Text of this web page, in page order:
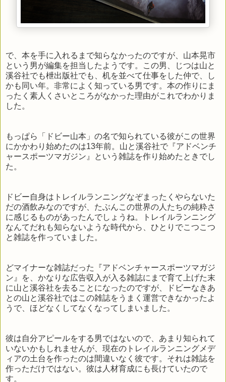
で、本を手に入れるまで知らなかったのですが、山本晃市
という男が編集を担当したようです。この男、じつは山と
溪谷社でも枻出版社でも、机を並べて仕事をした仲で、し
かも同い年。非常によく知っている男です。本の作りにま
ったく素人くさいところがなかった理由がこれでわかりま
した。
もっぱら「ドビー山本」の名で知られている彼がこの世界
にかかわり始めたのは13年前。山と溪谷社で『アドベンチ
ャースポーツマガジン』という雑誌を作り始めたときでし
た。
ドビー自身はトレイルランニングなぞまったくやらないた
だの酒飲みなのですが、たぶんこの世界の人たちの純粋さ
に感じるものがあったんでしょうね。トレイルランニング
なんてだれも知らないような時代から、ひとりでこつこつ
と雑誌を作っていました。
どマイナーな雑誌だった『アドベンチャースポーツマガジ
ン』を、かなりな広告収入が入る雑誌にまで育て上げた末
に山と溪谷社を去ることになったのですが、ドビーなきあ
との山と溪谷社ではこの雑誌をうまく運営できなかったよ
うで、ほどなくしてなくなってしまいました。
彼は自分アピールをする男ではないので、あまり知られて
いないかもしれませんが、現在のトレイルランニングメデ
ィアの土台を作ったのは間違いなく彼です。それは雑誌を
作っただけではない。彼は人材育成にも長けていたので
す。